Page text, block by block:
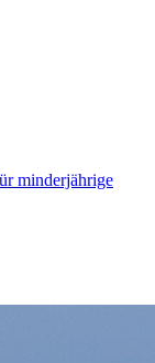
minderjährige